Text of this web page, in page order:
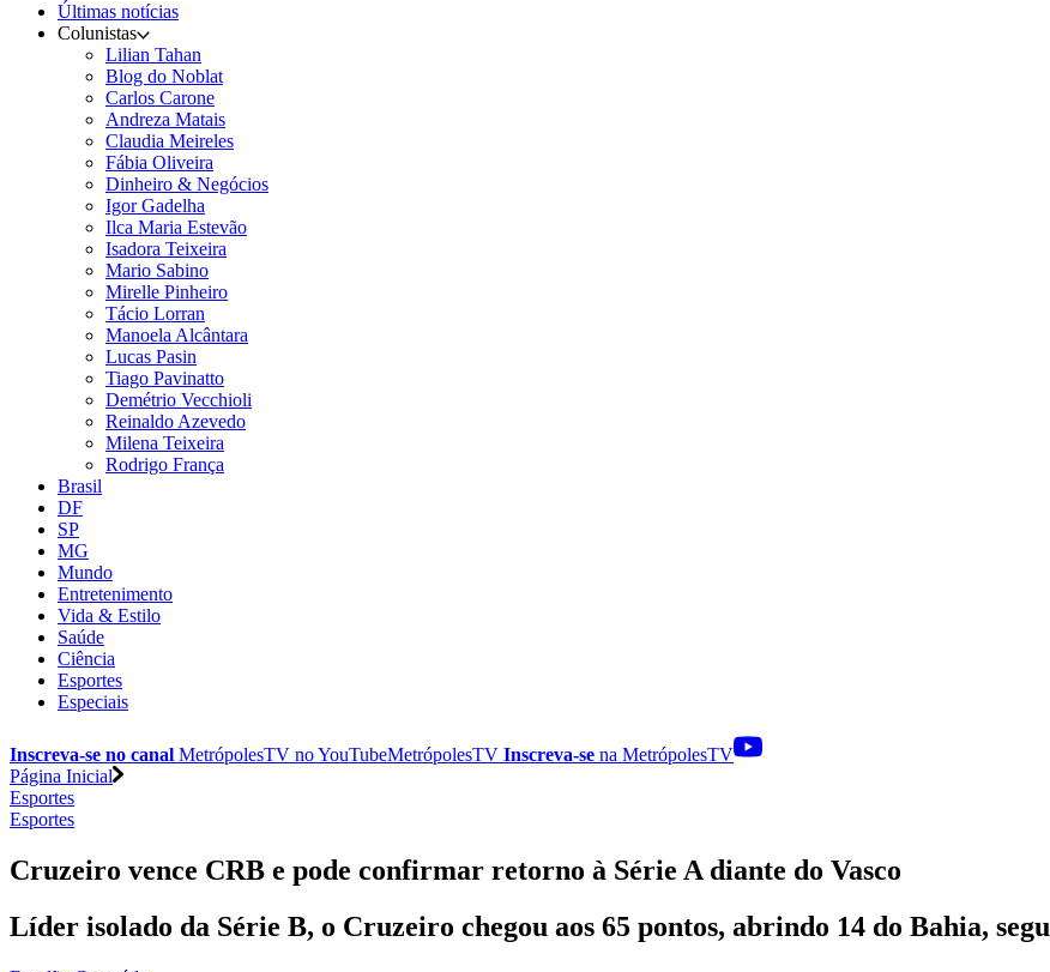
Últimas notícias
Colunistas
Lilian Tahan
Blog do Noblat
Carlos Carone
Andreza Matais
Claudia Meireles
Fábia Oliveira
Dinheiro & Negócios
Igor Gadelha
Ilca Maria Estevão
Isadora Teixeira
Mario Sabino
Mirelle Pinheiro
Tácio Lorran
Manoela Alcântara
Lucas Pasin
Tiago Pavinatto
Demétrio Vecchioli
Reinaldo Azevedo
Milena Teixeira
Rodrigo França
Brasil
DF
SP
MG
Mundo
Entretenimento
Vida & Estilo
Saúde
Ciência
Esportes
Especiais
Inscreva-se no canal MetrópolesTV noYouTubeMetrópolesTV Inscreva-se na MetrópolesTV
Página Inicial
Esportes
Esportes
Cruzeiro vence CRB e pode confirmar retorno à Série A diante do Vasco
Líder isolado da Série B, o Cruzeiro chegou aos 65 pontos, abrindo 14 do Bahia,